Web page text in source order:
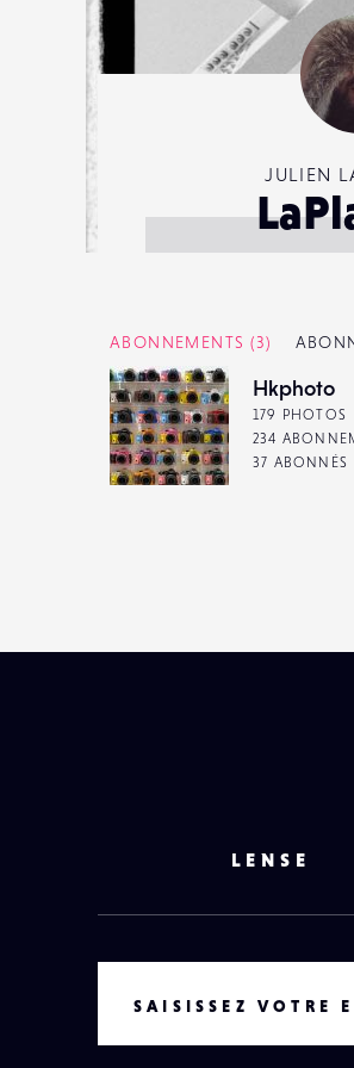
JULIEN
ABONNEMENTS (3)
Hkphoto
179 PHOTOS
234
37 ABONNÉS
LENSE
SAISISSEZ VOTRE